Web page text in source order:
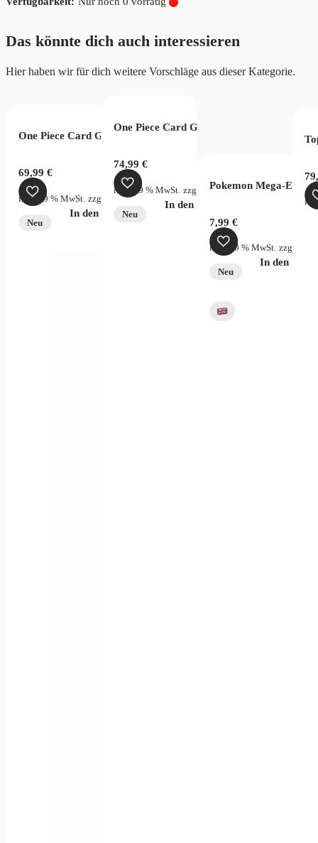
Ordnung
Das könnte dich auch interessieren
Hier haben wir für dich weitere Vorschläge aus dieser Kategorie.
und Schild Blue Sky Stream
One Piece Card Game Two Legends OPC08 Display Chinese
69,99€
inkl. 19 % MwSt. zzgl. Versandkosten
In den Warenkorb
Neu
One Piece Card Game Legacy of the
74,99€
inkl. 19 % MwSt. zzgl. Versandkosten
In den Warenkorb
Neu
Pokemon Mega-
7,99 €
inkl. 19 % MwSt. zzgl.
In den
Neu